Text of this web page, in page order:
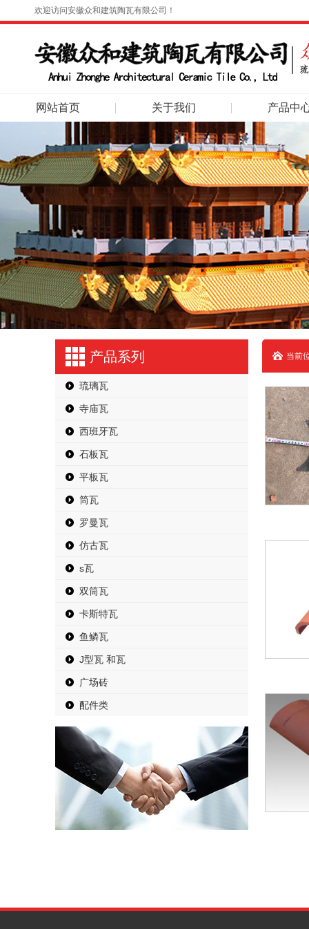
欢迎访问安徽众和建筑陶瓦有限公司！
网站首页 关于我们 产品中
产品系列
琉璃瓦
寺庙瓦
西班牙瓦
石板瓦
平板瓦
筒瓦
罗曼瓦
仿古瓦
s瓦
双筒瓦
卡斯特瓦
鱼鳞瓦
J型瓦 和瓦
广场砖
配件类
当前